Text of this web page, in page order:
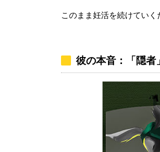
このまま妊活を続けてい
彼の本音：「隠者